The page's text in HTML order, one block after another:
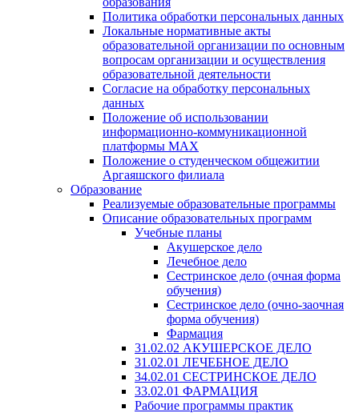
Политика обработки персональных данных
Локальные нормативные акты
образовательной организации по основным
вопросам организации и осуществления
образовательной деятельности
Согласие на обработку персональных
данных
Положение об использовании
информационно-коммуникационной
платформы MAX
Положение о студенческом общежитии
Аргаяшского филиала
Образование
Реализуемые образовательные программы
Описание образовательных программ
Учебные планы
Акушерское дело
Лечебное дело
Сестринское дело (очная форма
обучения)
Сестринское дело (очно-заочная
форма обучения)
Фармация
31.02.02 АКУШЕРСКОЕ ДЕЛО
31.02.01 ЛЕЧЕБНОЕ ДЕЛО
34.02.01 СЕСТРИНСКОЕ ДЕЛО
33.02.01 ФАРМАЦИЯ
Рабочие программы практик